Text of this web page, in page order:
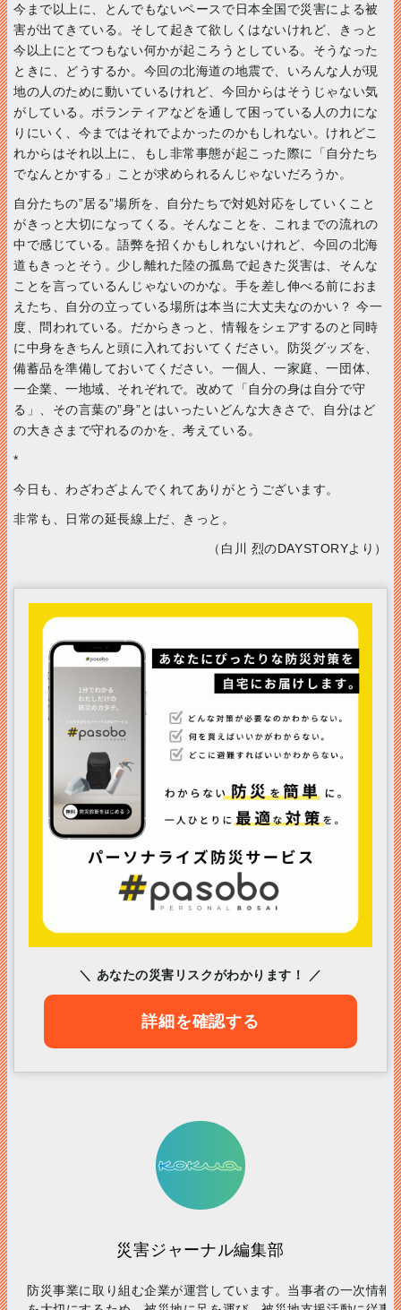
今まで以上に、とんでもないペースで日本全国で災害による被
害が出てきている。そして起きて欲しくはないけれど、きっと
今以上にとてつもない何かが起ころうとしている。そうなった
ときに、どうするか。今回の北海道の地震で、いろんな人が現
地の人のために動いているけれど、今回からはそうじゃない気
がしている。ボランティアなどを通して困っている人の力にな
りにいく、今まではそれでよかったのかもしれない。けれどこ
れからはそれ以上に、もし非常事態が起こった際に「自分たち
でなんとかする」ことが求められるんじゃないだろうか。
自分たちの”居る”場所を、自分たちで対処対応をしていくこと
がきっと大切になってくる。そんなことを、これまでの流れの
中で感じている。語弊を招くかもしれないけれど、今回の北海
道もきっとそう。少し離れた陸の孤島で起きた災害は、そんな
ことを言っているんじゃないのかな。手を差し伸べる前におま
えたち、自分の立っている場所は本当に大丈夫なのかい？ 今一
度、問われている。だからきっと、情報をシェアするのと同時
に中身をきちんと頭に入れておいてください。防災グッズを、
備蓄品を準備しておいてください。一個人、一家庭、一団体、
一企業、一地域、それぞれで。改めて「自分の身は自分で守
る」、その言葉の”身”とはいったいどんな大きさで、自分はど
の大きさまで守れるのかを、考えている。
*
今日も、わざわざよんでくれてありがとうございます。
非常も、日常の延長線上だ、きっと。
（白川 烈のDAYSTORYより）
＼ あなたの災害リスクがわかります！ ／
詳細を確認する
災害ジャーナル編集部
防災事業に取り組む企業が運営しています。当事者の一次情報